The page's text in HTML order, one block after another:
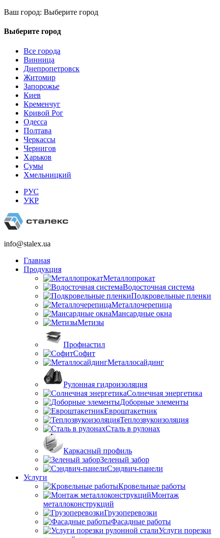
Ваш город: Выберите город
Выберите город
Все города
Винница
Днепропетровск
Житомир
Запорожье
Киев
Кременчуг
Кривой Рог
Одесса
Полтава
Черкассы
Чернигов
Харьков
Сумы
Хмельницкий
РУС
УКР
info@stalex.ua
Главная
Продукция
Металлопрокат
Водосточная система
Подкровельные пленки
Металлочерепица
Мансардные окна
Метизы
Профнастил
Софит
Металлосайдинг
Рулонная гидроизоляция
Солнечная энергетика
Доборные элементы
Евроштакетник
Теплозвукоизоляция
Сталь в рулонах
Каркасный профиль
Зеленый забор
Сэндвич-панели
Услуги
Кровельные работы
Монтаж
металлоконструкций
Грузоперевозки
Фасадные работы
Услуги порезки